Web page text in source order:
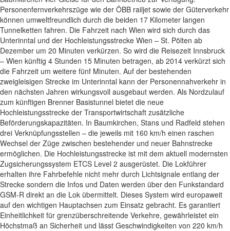
Personenfernverkehrszüge wie der ÖBB railjet sowie der Güterverkehr
können umweltfreundlich durch die beiden 17 Kilometer langen
Tunnelketten fahren. Die Fahrzeit nach Wien wird sich durch das
Unterinntal und der Hochleistungsstrecke Wien – St. Pölten ab
Dezember um 20 Minuten verkürzen. So wird die Reisezeit Innsbruck
– Wien künftig 4 Stunden 15 Minuten betragen, ab 2014 verkürzt sich
die Fahrzeit um weitere fünf Minuten. Auf der bestehenden
zweigleisigen Strecke im Unterinntal kann der Personennahverkehr in
den nächsten Jahren wirkungsvoll ausgebaut werden. Als Nordzulauf
zum künftigen Brenner Basistunnel bietet die neue
Hochleistungsstrecke der Transportwirtschaft zusätzliche
Beförderungskapazitäten. In Baumkirchen, Stans und Radfeld stehen
drei Verknüpfungsstellen – die jeweils mit 160 km/h einen raschen
Wechsel der Züge zwischen bestehender und neuer Bahnstrecke
ermöglichen. Die Hochleistungsstrecke ist mit dem aktuell modernsten
Zugsicherungssystem ETCS Level 2 ausgerüstet. Die Lokführer
erhalten ihre Fahrbefehle nicht mehr durch Lichtsignale entlang der
Strecke sondern die Infos und Daten werden über den Funkstandard
GSM-R direkt an die Lok übermittelt. Dieses System wird europaweit
auf den wichtigen Hauptachsen zum Einsatz gebracht. Es garantiert
Einheitlichkeit für grenzüberschreitende Verkehre, gewährleistet ein
Höchstmaß an Sicherheit und lässt Geschwindigkeiten von 220 km/h